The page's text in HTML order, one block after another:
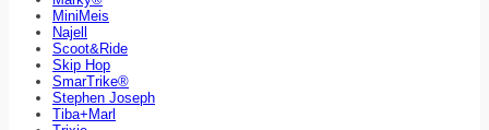
MiniMeis
Najell
Scoot&Ride
Skip Hop
SmarTrike®
Stephen Joseph
Tiba+Marl